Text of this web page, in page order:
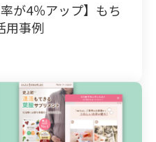
が4％アップ】もち
用事例